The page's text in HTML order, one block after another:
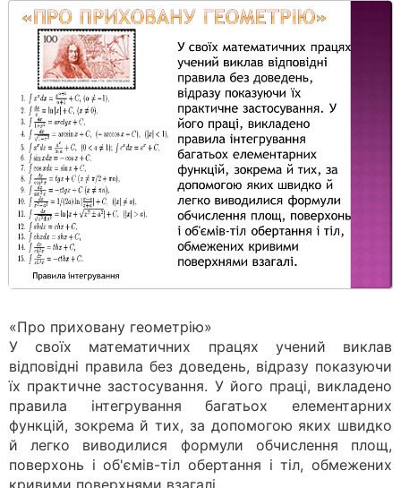
«Про приховану геометрію»
У своїх математичних працях учений виклав
відповідні правила без доведень, відразу показуючи
їх практичне застосування. У його праці, викладено
правила інтегрування багатьох елементарних
функцій, зокрема й тих, за допомогою яких швидко
й легко виводилися формули обчислення площ,
поверхонь і об'ємів-тіл обертання і тіл, обмежених
кривими поверхнями взагалі.